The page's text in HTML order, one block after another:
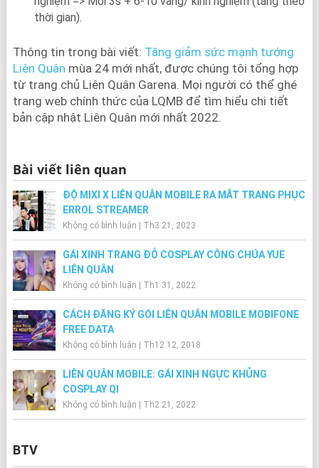
thời gian).
Thông tin trong bài viết: Tăng giảm sức mạnh tướng
Liên Quân mùa 24 mới nhất, được chúng tôi tổng hợp
từ trang chủ Liên Quân Garena. Mọi người có thể ghé
trang web chính thức của LQMB để tìm hiểu chi tiết
bản cập nhật Liên Quân mới nhất 2022.
Bài viết liên quan
ĐỘ MIXI X LIÊN QUÂN MOBILE RA MẮT TRANG PHỤC
ERROL STREAMER
Không có bình luận | Th3 21, 2023
GÁI XINH TRANG ĐỖ COSPLAY CÔNG CHÚA YUE
LIÊN QUÂN
Không có bình luận | Th1 31, 2022
CÁCH ĐĂNG KÝ GÓI LIÊN QUÂN MOBILE MOBIFONE
FREE DATA
Không có bình luận | Th12 12, 2018
LIÊN QUÂN MOBILE: GÁI XINH NGỰC KHỦNG
COSPLAY QI
Không có bình luận | Th2 21, 2022
BTV